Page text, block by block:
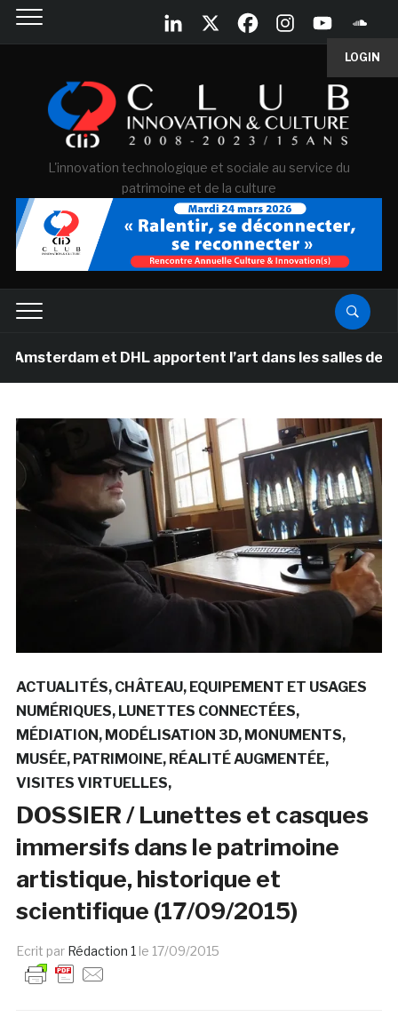
LOGIN
L'innovation technologique et sociale au service du
patrimoine et de la culture
et DHL apportent l’art dans les salles de classe
ACTUALITÉS CHÂTEAU EQUIPEMENT ET USAGES
NUMÉRIQUES LUNETTES CONNECTÉES
MÉDIATION
MODÉLISATION 3D MONUMENTS
MUSÉE PATRIMOINE RÉALITÉ AUGMENTÉE
VISITES VIRTUELLES
DOSSIER / Lunettes et casques
immersifs dans le patrimoine
artistique, historique et
scientifique (17/09/2015)
Ecrit par Rédaction 1 le 17/09/2015